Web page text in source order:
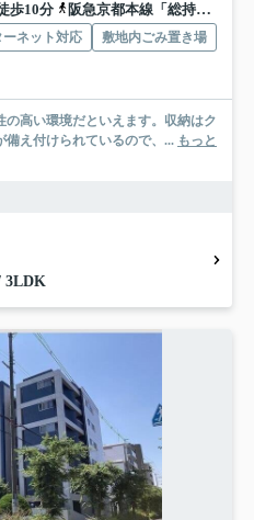
歩10分
阪急京都本線「総持寺」駅 徒歩16分
ーネット対応
敷地内ごみ置き場
高い環境だといえます。収納はク
備え付けられているので、... もっと
3LDK